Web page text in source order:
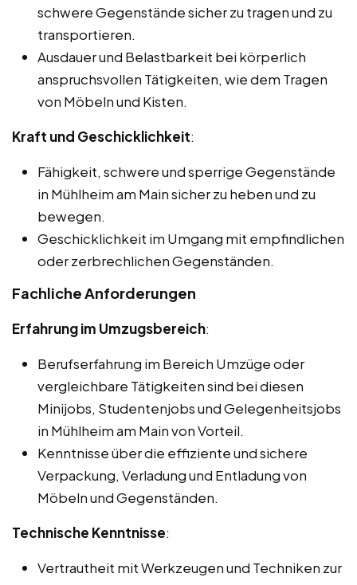
schwere Gegenstände sicher zu tragen und zu
transportieren.
Ausdauer und Belastbarkeit bei körperlich
anspruchsvollen Tätigkeiten, wie dem Tragen
von Möbeln und Kisten.
Kraft und Geschicklichkeit:
Fähigkeit, schwere und sperrige Gegenstände
in Mühlheim am Main sicher zu heben und zu
bewegen.
Geschicklichkeit im Umgang mit empfindlichen
oder zerbrechlichen Gegenständen.
Fachliche Anforderungen
Erfahrung im Umzugsbereich:
Berufserfahrung im Bereich Umzüge oder
vergleichbare Tätigkeiten sind bei diesen
Minijobs, Studentenjobs und Gelegenheitsjobs
in Mühlheim am Main von Vorteil.
Kenntnisse über die effiziente und sichere
Verpackung, Verladung und Entladung von
Möbeln und Gegenständen.
Technische Kenntnisse:
Vertrautheit mit Werkzeugen und Techniken zur